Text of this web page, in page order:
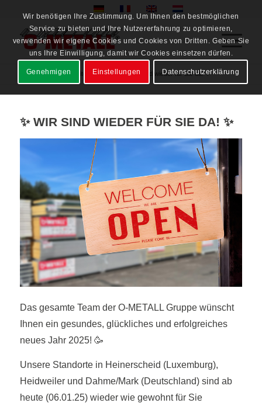
Startseite / Neuigkeiten / News / ✨ Wir sind wieder für Sie da! ✨
✨ WIR SIND WIEDER FÜR SIE DA! ✨
Das gesamte Team der O-METALL Gruppe wünscht
Ihnen ein gesundes, glückliches und erfolgreiches
neues Jahr 2025! 🥳
Unsere Standorte in Heinerscheid (Luxemburg),
Heidweiler und Dahme/Mark (Deutschland) sind ab
heute (06.01.25) wieder wie gewohnt für Sie
Wir benötigen Ihre Zustimmung. Um Ihnen den bestmöglichen
Service zu bieten und Ihre Nutzererfahrung zu optimieren,
verwenden wir eigene Cookies und Cookies von Dritten. Geben Sie
uns Ihre Einwilligung, damit wir Cookies einsetzen dürfen.
Genehmigen Einstellungen Datenschutzerklärung